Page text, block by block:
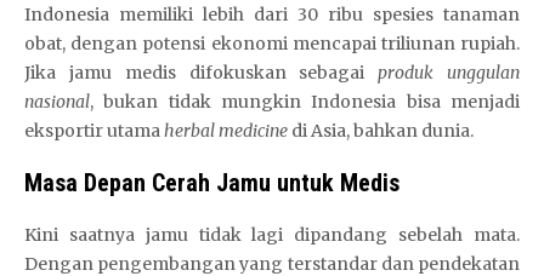
Indonesia memiliki lebih dari 30 ribu spesies tanaman
obat, dengan potensi ekonomi mencapai triliunan rupiah.
Jika jamu medis difokuskan sebagaiproduk unggulan
nasional, bukan tidak mungkin Indonesia bisa menjadi
eksportir utamaherbal medicine di Asia, bahkan dunia.
Masa Depan Cerah Jamu untuk Medis
Kini saatnya jamu tidak lagi dipandang sebelah mata.
Dengan pengembangan yang terstandar dan pendekatan